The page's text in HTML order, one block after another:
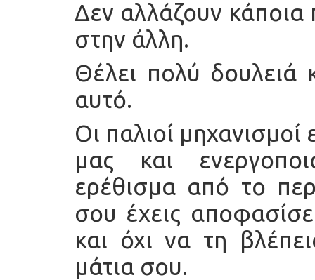
Δεν αλλάζουν κάποια
στην άλλη.
Θέλει πολύ δουλειά
αυτό.
Οι παλιοί μηχανισμοί
μας και
ερέθισμα από το
σου έχεις
και όχι να τη
μάτια σου.